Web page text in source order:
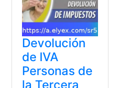
Devolución
de IVA
Personas de
la Tercera